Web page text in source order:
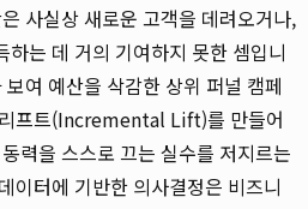
사실상 새로운 고객을 데려오거나,
는 데 거의 기여하지 못한 셈입니
여 예산을 삭감한 상위 퍼널 캠페
프트(Incremental Lift)를 만들어
력을 스스로 끄는 실수를 저지르는
이터에 기반한 의사결정은 비즈니